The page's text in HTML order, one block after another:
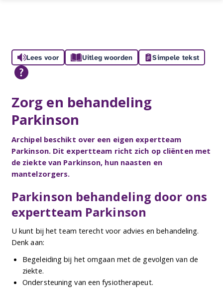
Lees voor Uitleg woorden Simpele tekst
Zorg en behandeling
Parkinson
Archipel beschikt over een eigen expertteam
Parkinson. Dit expertteam richt zich op cliënten met
de ziekte van Parkinson, hun naasten en
mantelzorgers.
Parkinson behandeling door ons
expertteam Parkinson
U kunt bij het team terecht voor advies en behandeling.
Denk aan:
Begeleiding bij het omgaan met de gevolgen van de
ziekte.
Ondersteuning van een fysiotherapeut.